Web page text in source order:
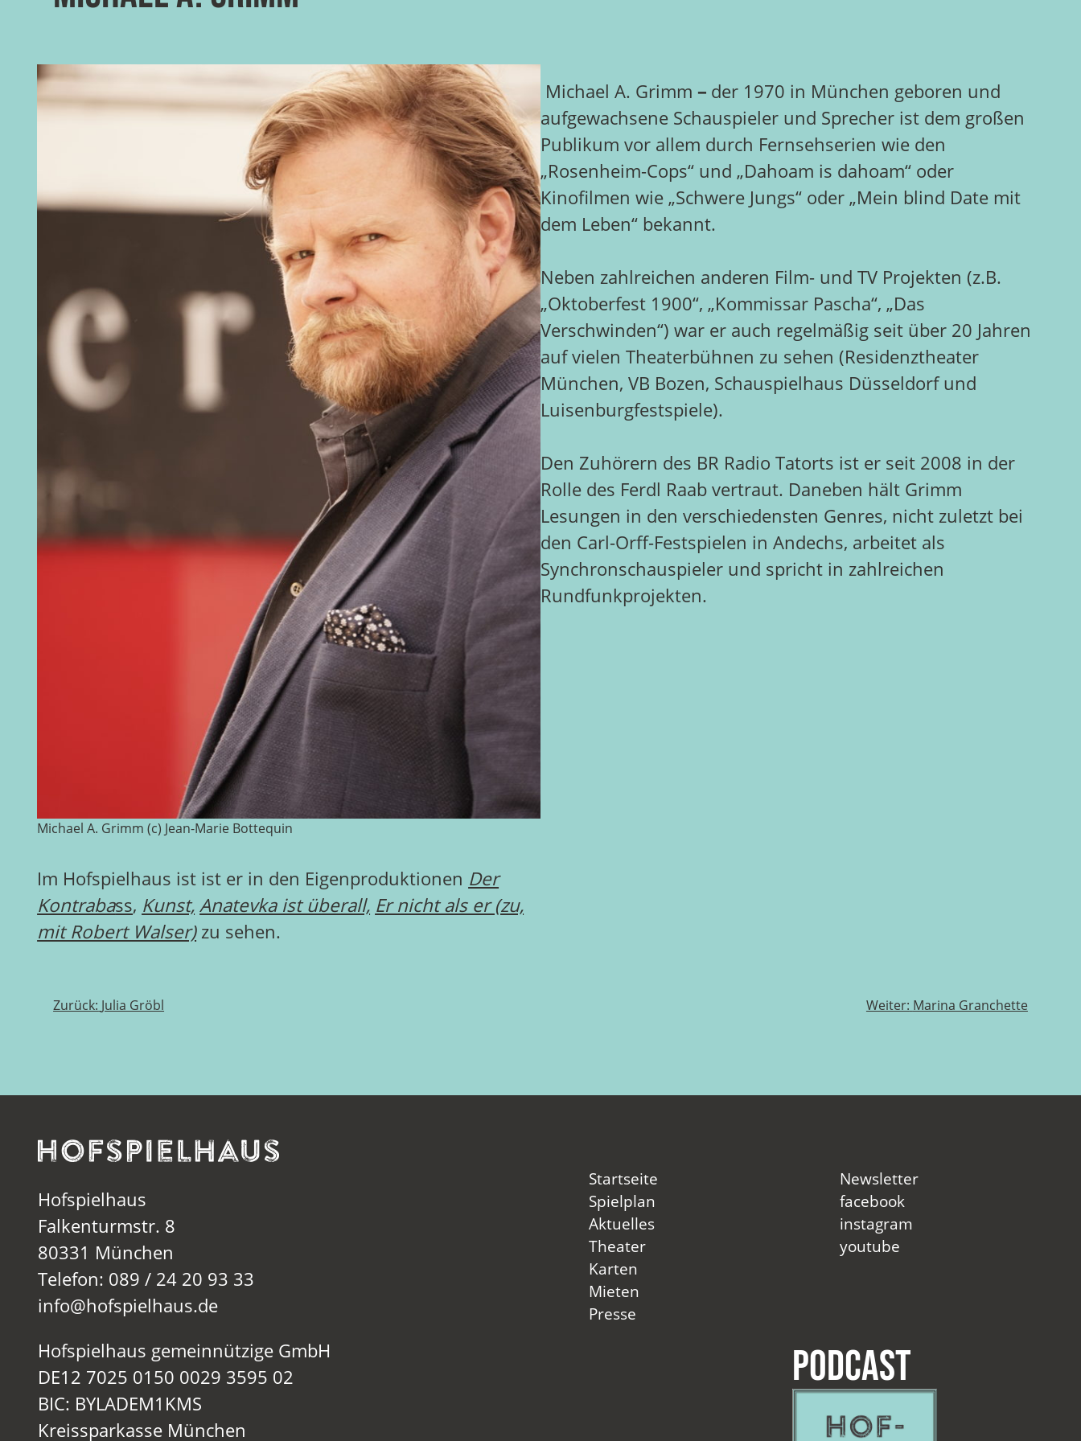
Michael A. Grimm (c) Jean-Marie Bottequin
Im Hofspielhaus ist ist er in den Eigenproduktionen Der
Kontrabass, Kunst,Anatevka ist überall, Er nicht als er (zu,
mit Robert Walser)zu sehen.
Michael A. Grimm – der 1970 in München geboren und
aufgewachsene Schauspieler und Sprecher ist dem großen
Publikum vor allem durch Fernsehserien wie den
„Rosenheim-Cops“ und „Dahoam is dahoam“ oder
Kinofilmen wie „Schwere Jungs“ oder „Mein blind Date mit
dem Leben“ bekannt.
Neben zahlreichen anderen Film- und TV Projekten (z.B.
„Oktoberfest 1900“, „Kommissar Pascha“, „Das
Verschwinden“) war er auch regelmäßig seit über 20 Jahren
auf vielen Theaterbühnen zu sehen (Residenztheater
München, VB Bozen, Schauspielhaus Düsseldorf und
Luisenburgfestspiele).
Den Zuhörern des BR Radio Tatorts ist er seit 2008 in der
Rolle des Ferdl Raab vertraut. Daneben hält Grimm
Lesungen in den verschiedensten Genres, nicht zuletzt bei
den Carl-Orff-Festspielen in Andechs, arbeitet als
Synchronschauspieler und spricht in zahlreichen
Rundfunkprojekten.
Beitragsnavigation
Zurück: Julia Gröbl Weiter: Marina Granchette
Hofspielhaus
Falkenturmstr. 8
80331 München
Telefon: 089 / 24 20 93 33
info@hofspielhaus.de
Hofspielhaus gemeinnützige GmbH
DE12 7025 0150 0029 3595 02
BIC: BYLADEM1KMS
Kreissparkasse München
Startseite
Spielplan
Aktuelles
Theater
Karten
Mieten
Presse
Newsletter
facebook
instagram
youtube
Podcast